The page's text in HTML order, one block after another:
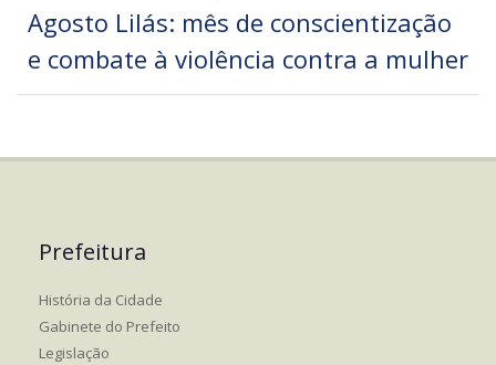
Agosto Lilás: mês de conscientização
e combate à violência contra a mulher
Prefeitura
História da Cidade
Gabinete do Prefeito
Legislação